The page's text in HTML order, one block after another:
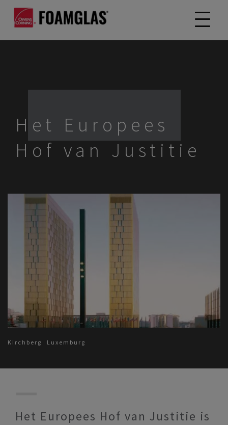
Het Europees
Hof van Justitie
Kirchberg Luxemburg
Het Europees Hof van Justitie is